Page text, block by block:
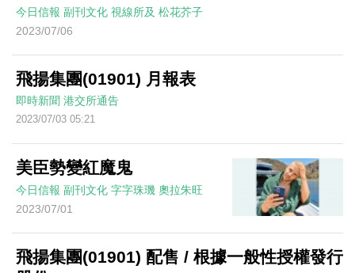
今日信報 副刊文化 視線所及 松花芥子
2023/07/06
飛揚集團(01901) 月報表
即時新聞 港交所通告
2023/07/03 05:21
美臣勢變紅魔鬼
今日信報 副刊文化 字字珠璣 奧拉朱旺
2023/07/01
飛揚集團(01901) 配售 / 根據一般性授權發行